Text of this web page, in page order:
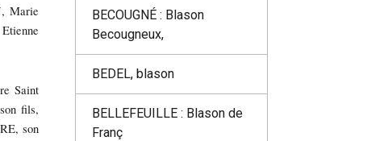
Marie
Saint
fils,
son
BECOUGNÉ : Blason
Becougneux,
BEDEL, blason
BELLEFEUILLE : Blason de
Franç